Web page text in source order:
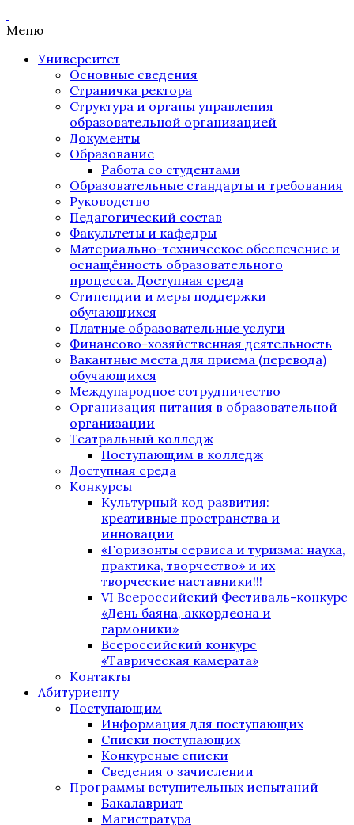
Меню
Университет
Основные сведения
Страничка ректора
Структура и органы управления
образовательной организацией
Документы
Образование
Работа со студентами
Образовательные стандарты и требования
Руководство
Педагогический состав
Факультеты и кафедры
Материально-техническое обеспечение и
оснащённость образовательного
процесса. Доступная среда
Стипендии и меры поддержки
обучающихся
Платные образовательные услуги
Финансово-хозяйственная деятельность
Вакантные места для приема (перевода)
обучающихся
Международное сотрудничество
Организация питания в образовательной
организации
Театральный колледж
Поступающим в колледж
Доступная среда
Конкурсы
Культурный код развития:
креативные пространства и
инновации
«Горизонты сервиса и туризма: наука,
практика, творчество» и их
творческие наставники!!!
VI Всероссийский Фестиваль-конкурс
«День баяна, аккордеона и
гармоники»
Всероссийский конкурс
«Таврическая камерата»
Контакты
Абитуриенту
Поступающим
Информация для поступающих
Списки поступающих
Конкурсные списки
Сведения о зачислении
Программы вступительных испытаний
Бакалавриат
Магистратура